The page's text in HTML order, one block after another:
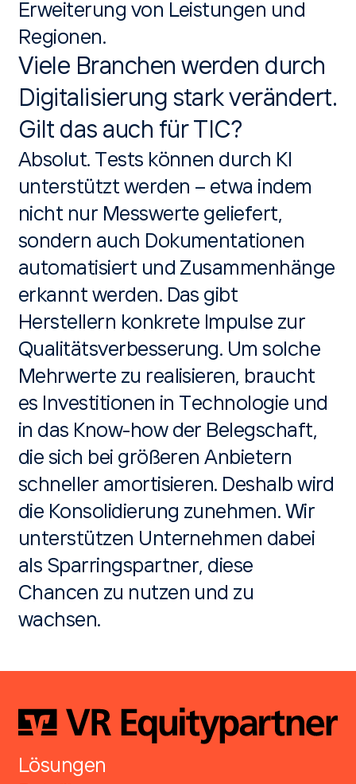
Erweiterung von Leistungen und
Regionen.
Viele Branchen werden durch
Digitalisierung stark verändert.
Gilt das auch für TIC?
Absolut. Tests können durch KI
unterstützt werden – etwa indem
nicht nur Messwerte geliefert,
sondern auch Dokumentationen
automatisiert und Zusammenhänge
erkannt werden. Das gibt
Herstellern konkrete Impulse zur
Qualitätsverbesserung. Um solche
Mehrwerte zu realisieren, braucht
es Investitionen in Technologie und
in das Know-how der Belegschaft,
die sich bei größeren Anbietern
schneller amortisieren. Deshalb wird
die Konsolidierung zunehmen. Wir
unterstützen Unternehmen dabei
als Sparringspartner, diese
Chancen zu nutzen und zu
wachsen.
Lösungen